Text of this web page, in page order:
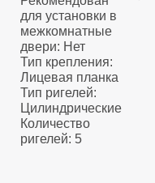
для установки в
межкомнатные
двери: Нет
Тип крепления:
Лицевая планка
Тип ригелей:
Цилиндрические
Количество
ригелей: 5